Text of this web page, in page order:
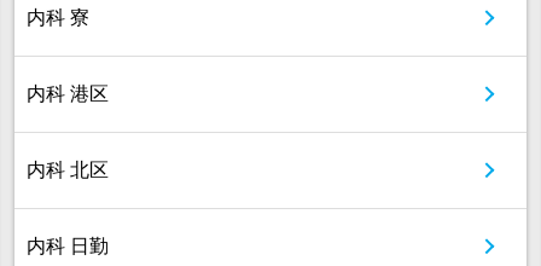
内科 寮
内科 港区
内科 北区
内科 日勤